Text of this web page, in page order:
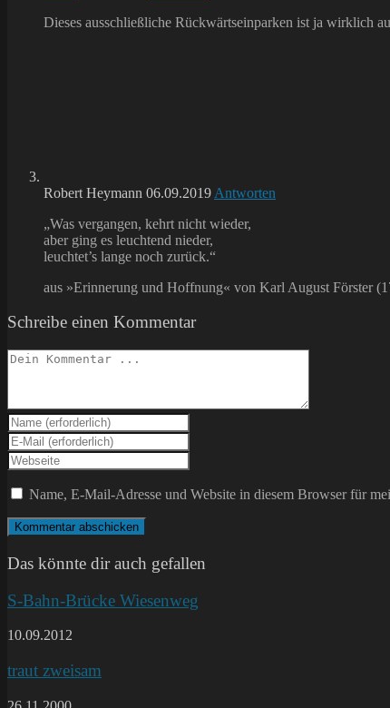
Dieses ausschließliche Rückwärtseinparken ist ja wirklich
Robert Heymann 06.09.2019 Antworten
„Was vergangen, kehrt nicht wieder,
aber ging es leuchtend nieder,
leuchtet’s lange noch zurück.“
aus »Erinnerung und Hoffnung« von Karl August Förster
Schreibe einen Kommentar
Kommentieren
Gib
deinen
Namen
oder
Benutzernamen
zum
Kommentieren
ein
Gib
deine
E-
Mail-
Adresse
zum
Kommentieren
Gib
deine
Website-
ein
(optional)
Name, E-Mail-Adresse und Website in diesem Browser für
Das könnte dir auch gefallen
S-Bahn-Brücke Wiesenweg
10.09.2012
traut zweisam